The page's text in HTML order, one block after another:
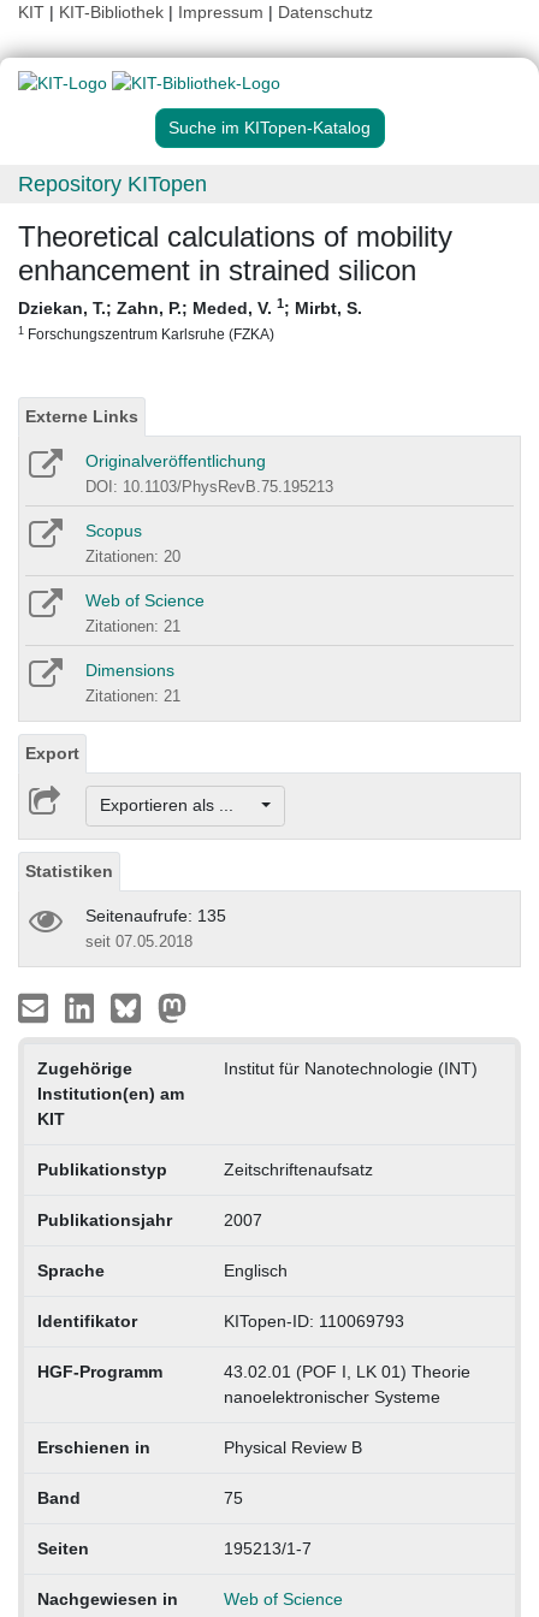
KIT | KIT-Bibliothek | Impressum | Datenschutz
Suche im KITopen-Katalog
Repository KITopen
Theoretical calculations of mobility
enhancement in strained silicon
Dziekan, T.; Zahn, P.; Meded, V. 1; Mirbt, S.
1 Forschungszentrum Karlsruhe (FZKA)
Externe Links
Originalveröffentlichung
DOI: 10.1103/PhysRevB.75.195213
Scopus
Zitationen: 20
Web of Science
Zitationen: 21
Dimensions
Zitationen: 21
Export
Exportieren als ...
Statistiken
Seitenaufrufe: 135
seit 07.05.2018
Zugehörige
Institution(en) am
KIT
Institut für Nanotechnologie (INT)
Publikationstyp Zeitschriftenaufsatz
Publikationsjahr 2007
Sprache Englisch
Identifikator KITopen-ID: 110069793
HGF-Programm
43.02.01 (POF I, LK 01) Theorie
nanoelektronischer Systeme
Erschienen in Physical Review B
Band 75
Seiten 195213/1-7
Nachgewiesen in
Web of Science